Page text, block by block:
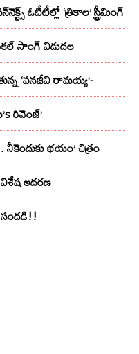
ఓటీటీల్లో ‘త్రికాల’ స్ట్రీమింగ్
సాంగ్ విడుదల
‘వనజీవి రామయ్య’-
రివెంజ్’
భయం’ చిత్రం
ఆదరణ
సందడి!!